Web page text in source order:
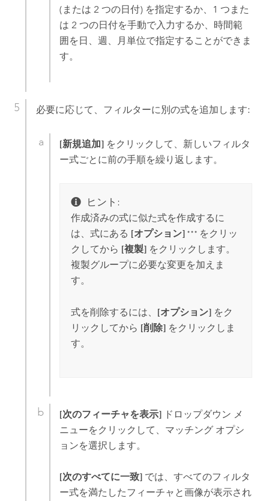
(または 2 つの日付) を指定するか、1 つまた
は 2 つの日付を手動で入力するか、時間範
囲を日、週、月単位で指定することができま
す。
必要に応じて、フィルターに別の式を追加します:
[新規追加] をクリックして、新しいフィルタ
ー式ごとに前の手順を繰り返します。
ヒント:
作成済みの式に似た式を作成するに
は、式にある [オプション]
をクリッ
クしてから [複製]をクリックします。
複製グループに必要な変更を加えま
す。
式を削除するには、 [オプション]をク
リックしてから [削除]をクリックしま
す。
[次のフィーチャを表示] ドロップダウン メ
ニューをクリックして、マッチング オプシ
ョンを選択します。
[次のすべてに一致] では、すべてのフィルタ
ー式を満たしたフィーチャと画像が表示され